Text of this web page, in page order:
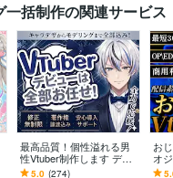
括制作の関連サービス
最高品質！個性溢れる男
性Vtuber制作します デビ
ュー完全サポート【表情
5.0 (274)
お
オ
信